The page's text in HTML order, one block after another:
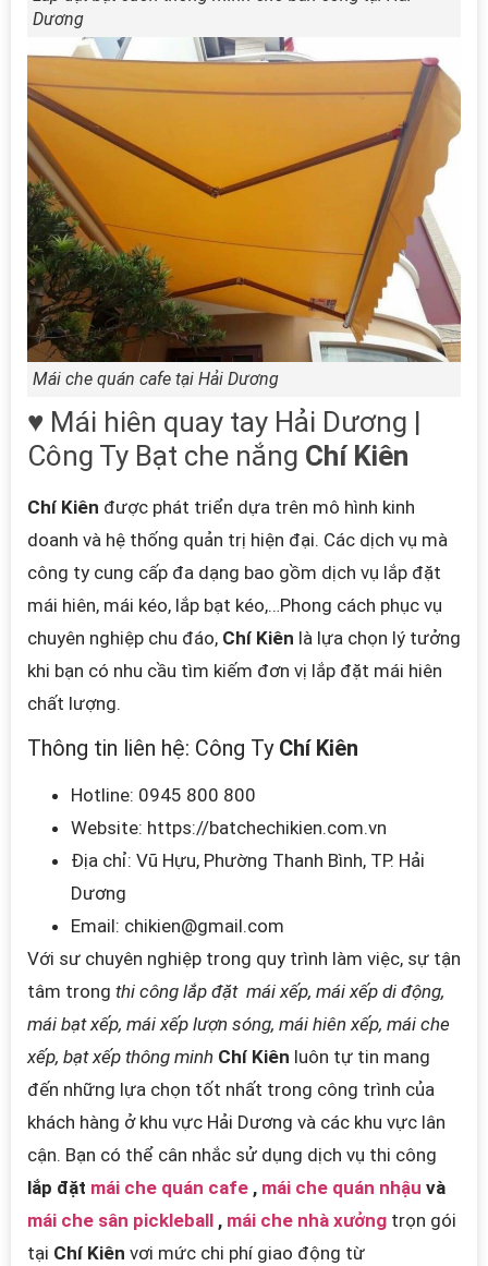
Dương
Mái che quán cafe tại Hải Dương
♥ Mái hiên quay tay Hải Dương |
Công Ty Bạt che nắng Chí Kiên
Chí Kiên được phát triển dựa trên mô hình kinh
doanh và hệ thống quản trị hiện đại. Các dịch vụ mà
công ty cung cấp đa dạng bao gồm dịch vụ lắp đặt
mái hiên, mái kéo, lắp bạt kéo,…Phong cách phục vụ
chuyên nghiệp chu đáo, Chí Kiên là lựa chọn lý tưởng
khi bạn có nhu cầu tìm kiếm đơn vị lắp đặt mái hiên
chất lượng.
Thông tin liên hệ: Công Ty Chí Kiên
Hotline: 0945 800 800
Website: https://batchechikien.com.vn
Địa chỉ: Vũ Hựu, Phường Thanh Bình, TP. Hải
Dương
Email: chikien@gmail.com
Với sư chuyên nghiệp trong quy trình làm việc, sự tận
tâm trong thi công lắp đặt mái xếp, mái xếp di động,
mái bạt xếp, mái xếp lượn sóng, mái hiên xếp, mái che
xếp, bạt xếp thông minh Chí Kiên luôn tự tin mang
đến những lựa chọn tốt nhất trong công trình của
khách hàng ở khu vực Hải Dương và các khu vực lân
cận. Bạn có thể cân nhắc sử dụng dịch vụ thi công
lắp đặt mái che quán cafe , mái che quán nhậu và
mái che sân pickleball , mái che nhà xưởng trọn gói
tại Chí Kiên vơi mức chi phí giao động từ